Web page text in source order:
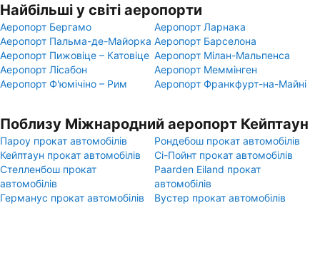
Найбільші у світі аеропорти
Аеропорт Бергамо
Аеропорт Ларнака
Аеропорт Пальма-де-Майорка Аеропорт Барселона
Аеропорт Пижовіце – Катовіце Аеропорт Мілан-Мальпенса
Аеропорт Лісабон
Аеропорт Меммінген
Аеропорт Ф'юмічіно – Рим
Аеропорт Франкфурт-на-Майні
Поблизу Міжнародний аеропорт Кейптаун
Пароу прокат автомобілів
Рондебош прокат автомобілів
Кейптаун прокат автомобілів
Сі-Пойнт прокат автомобілів
Стелленбош прокат
автомобілів
Paarden Eiland прокат
автомобілів
Германус прокат автомобілів
Вустер прокат автомобілів